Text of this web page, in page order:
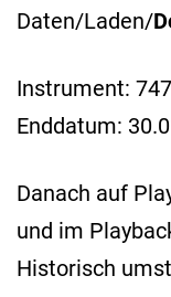
Daten/Laden/
Instrument:
Enddatum:
Danach auf
und im
Historisch